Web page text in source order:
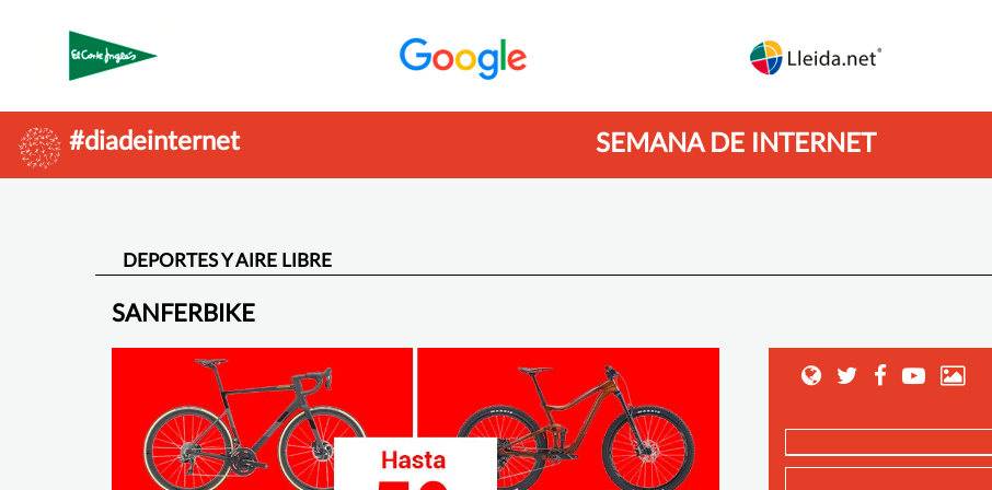
#diadeinternet SEMANA DE INTERNET
DEPORTES Y AIRE LIBRE
SANFERBIKE